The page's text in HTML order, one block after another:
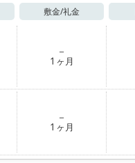
敷金/礼金
－
1 ヶ月
－
1 ヶ月